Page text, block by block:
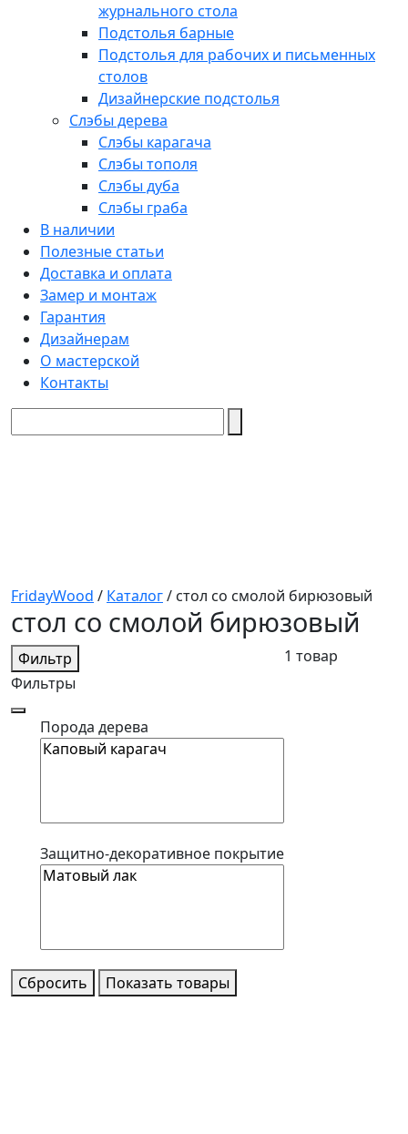
журнального стола
Подстолья барные
Подстолья для рабочих и письменных
столов
Дизайнерские подстолья
Слэбы дерева
Слэбы карагача
Слэбы тополя
Слэбы дуба
Слэбы граба
В наличии
Полезные статьи
Доставка и оплата
Замер и монтаж
Гарантия
Дизайнерам
О мастерской
Контакты
FridayWood / Каталог/ стол со смолой бирюзовый
стол со смолой бирюзовый
Фильтр
Фильтры
Порода дерева
Защитно-декоративное покрытие
Сбросить Показать товары
1 товар